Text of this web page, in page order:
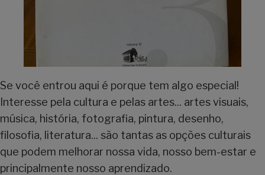
Se você entrou aqui é porque tem algo especial!
Interesse pela cultura e pelas artes... artes visuais,
música, história, fotografia, pintura, desenho,
filosofia, literatura... são tantas as opções culturais
que podem melhorar nossa vida, nosso bem-estar e
principalmente nosso aprendizado.